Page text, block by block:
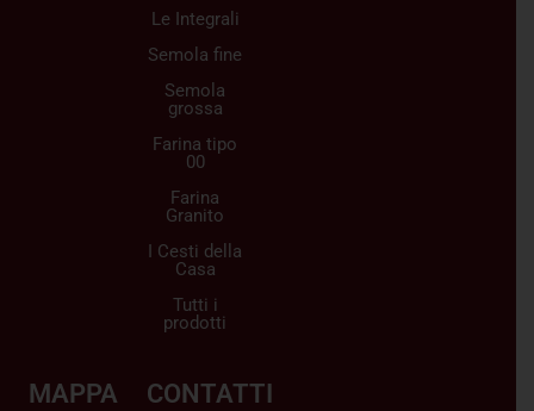
Le Integrali
Semola fine
Semola
grossa
Farina tipo
00
Farina
Granito
I Cesti della
Casa
Tutti i
prodotti
MAPPA
CONTATTI